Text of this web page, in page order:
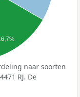
naar soorten
RJ. De